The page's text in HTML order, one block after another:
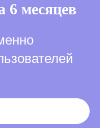
6 месяцев